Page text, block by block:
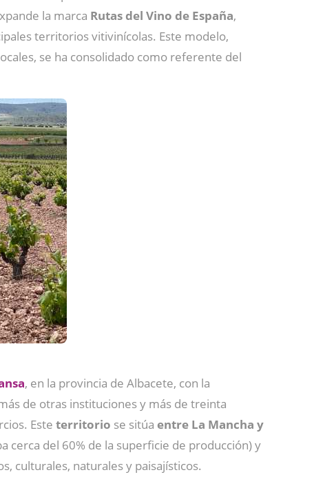
la marca Rutas del Vino de España,
territorios vitivinícolas. Este modelo,
se ha consolidado como referente del
, en la provincia de Albacete, con la
de otras instituciones y más de treinta
Este territorio se sitúa entre La Mancha y
cerca del 60% de la superficie de producción) y
culturales, naturales y paisajísticos.